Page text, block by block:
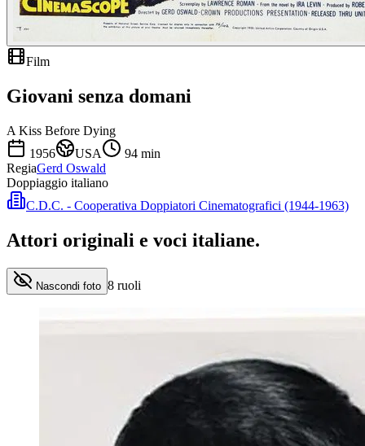
Film
Giovani senza domani
A Kiss Before Dying
1956
USA 94 min
RegiaGerd Oswald
Doppiaggio italiano
C.D.C. - Cooperativa Doppiatori Cinematografici (1944-1963)
Attori originali e voci italiane.
Nascondi foto 8 ruoli